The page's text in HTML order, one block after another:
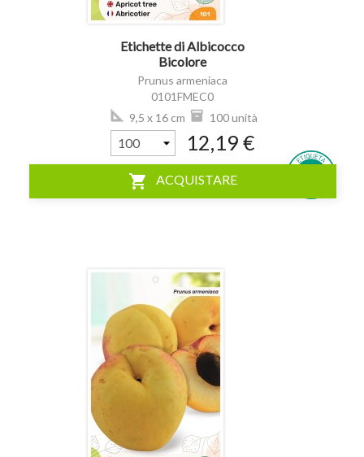
Etichette di Albicocco
Bicolore
Prunus armeniaca
0101FMEC0
9,5 x 16 cm
100 unità
12,19 €
shopping_cart ACQUISTARE